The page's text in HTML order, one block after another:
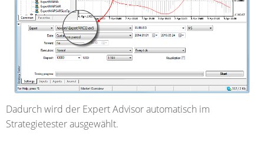
Dadurch wird der Expert Advisor automatisch im
Strategietester ausgewählt.